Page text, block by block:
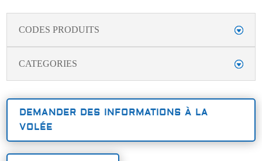
CODES PRODUITS
CATEGORIES
DEMANDER DES INFORMATIONS À LA
VOLÉE